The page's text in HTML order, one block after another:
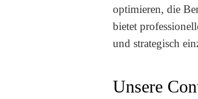
optimieren, die
bietet
und strategisch
Unsere